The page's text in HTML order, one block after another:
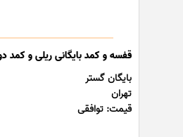
قفسه و کمد بایگانی ریلی و کمد
بایگان گستر
تهران
قیمت: توافقی